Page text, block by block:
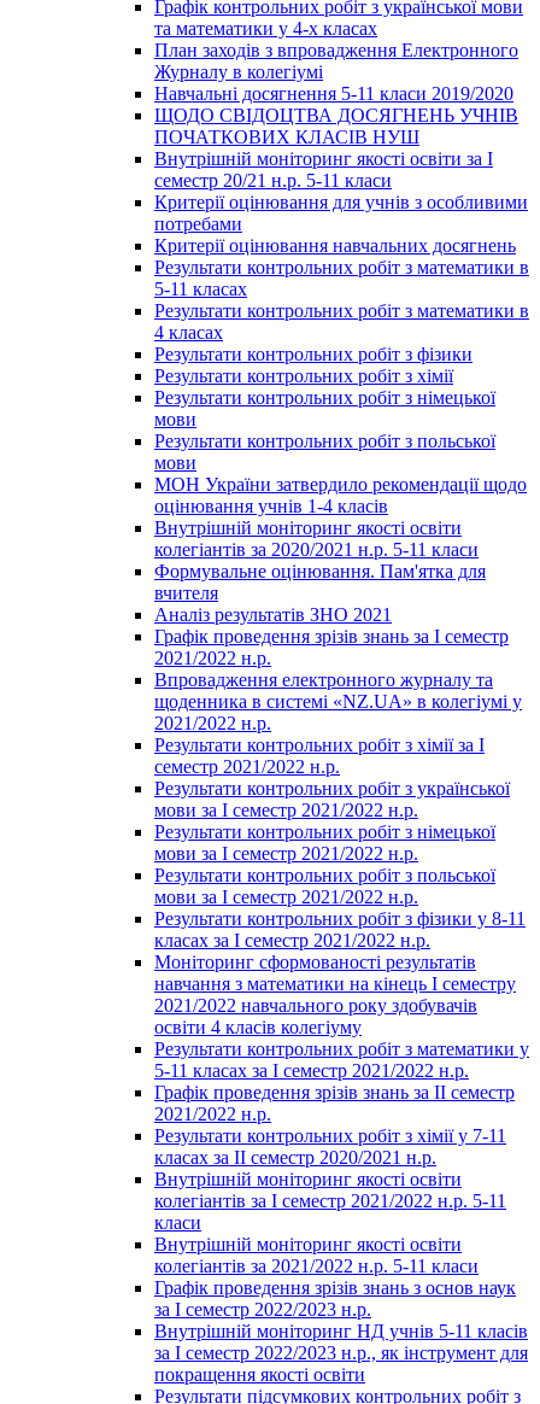
Графік контрольних робіт з української мови
та математики у 4-х класах
План заходів з впровадження Електронного
Журналу в колегіумі
Навчальні досягнення 5-11 класи 2019/2020
ЩОДО СВІДОЦТВА ДОСЯГНЕНЬ УЧНІВ
ПОЧАТКОВИХ КЛАСІВ НУШ
Внутрішній моніторинг якості освіти за І
семестр 20/21 н.р. 5-11 класи
Критерії оцінювання для учнів з особливими
потребами
Критерії оцінювання навчальних досягнень
Результати контрольних робіт з математики в
5-11 класах
Результати контрольних робіт з математики в
4 класах
Результати контрольних робіт з фізики
Результати контрольних робіт з хімії
Результати контрольних робіт з німецької
мови
Результати контрольних робіт з польської
мови
МОН України затвердило рекомендації щодо
оцінювання учнів 1-4 класів
Внутрішній моніторинг якості освіти
колегіантів за 2020/2021 н.р. 5-11 класи
Формувальне оцінювання. Пам'ятка для
вчителя
Аналіз результатів ЗНО 2021
Графік проведення зрізів знань за І семестр
2021/2022 н.р.
Впровадження електронного журналу та
щоденника в системі «NZ.UA» в колегіумі у
2021/2022 н.р.
Результати контрольних робіт з хімії за І
семестр 2021/2022 н.р.
Результати контрольних робіт з української
мови за І семестр 2021/2022 н.р.
Результати контрольних робіт з німецької
мови за І семестр 2021/2022 н.р.
Результати контрольних робіт з польської
мови за І семестр 2021/2022 н.р.
Результати контрольних робіт з фізики у 8-11
класах за І семестр 2021/2022 н.р.
Моніторинг сформованості результатів
навчання з математики на кінець І семестру
2021/2022 навчального року здобувачів
освіти 4 класів колегіуму
Результати контрольних робіт з математики у
5-11 класах за І семестр 2021/2022 н.р.
Графік проведення зрізів знань за ІІ семестр
2021/2022 н.р.
Результати контрольних робіт з хімії у 7-11
класах за ІІ семестр 2020/2021 н.р.
Внутрішній моніторинг якості освіти
колегіантів за І семестр 2021/2022 н.р. 5-11
класи
Внутрішній моніторинг якості освіти
колегіантів за 2021/2022 н.р. 5-11 класи
Графік проведення зрізів знань з основ наук
за І семестр 2022/2023 н.р.
Внутрішній моніторинг НД учнів 5-11 класів
за І семестр 2022/2023 н.р., як інструмент для
покращення якості освіти
Результати підсумкових контрольних робіт з